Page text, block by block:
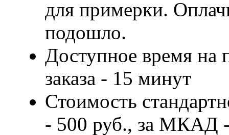
для примерки.
подошло.
Доступное время на
заказа - 15 минут
Стоимость
- 500 руб., за МКАД